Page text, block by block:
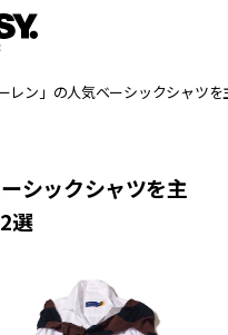
レン」の人気ベーシックシャツ
シックシャツを主
選